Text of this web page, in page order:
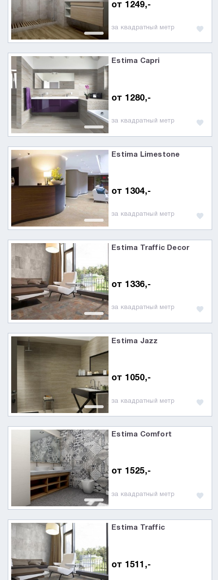
от 1249,-
за квадратный метр
Estima Capri
от 1280,-
за квадратный метр
Estima Limestone
от 1304,-
за квадратный метр
Estima Traffic Decor
от 1336,-
за квадратный метр
Estima Jazz
от 1050,-
за квадратный метр
Estima Comfort
от 1525,-
за квадратный метр
Estima Traffic
от 1511,-